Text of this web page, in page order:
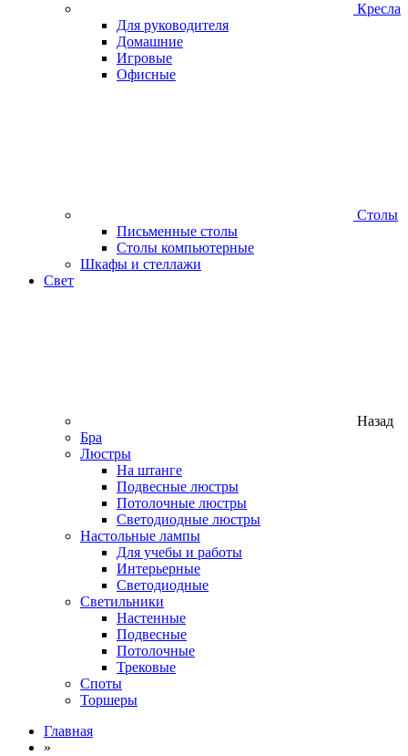
Кресла
Для руководителя
Домашние
Игровые
Офисные
Столы
Письменные столы
Столы компьютерные
Шкафы и стеллажи
Свет
Назад
Бра
Люстры
На штанге
Подвесные люстры
Потолочные люстры
Светодиодные люстры
Настольные лампы
Для учебы и работы
Интерьерные
Светодиодные
Светильники
Настенные
Подвесные
Потолочные
Трековые
Споты
Торшеры
Главная
»